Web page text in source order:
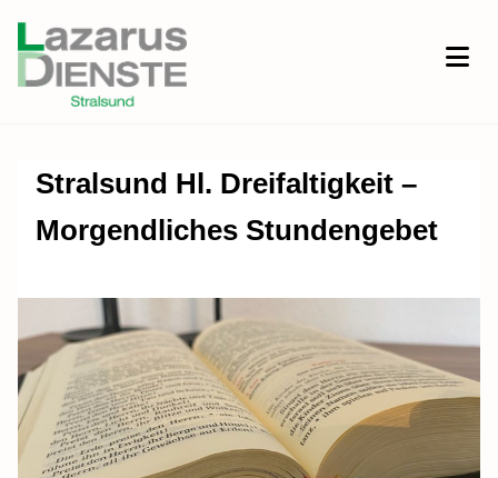
Stralsund Hl. Dreifaltigkeit –
Morgendliches Stundengebet